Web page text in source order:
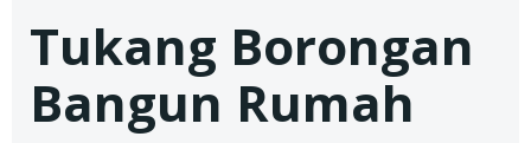
Tukang Borongan
Bangun Rumah